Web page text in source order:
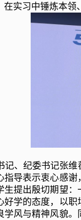
实习中锤炼本领
记、纪委书记张
指导表示衷心感
生提出殷切期望
好学的态度，以职
学风与精神风貌